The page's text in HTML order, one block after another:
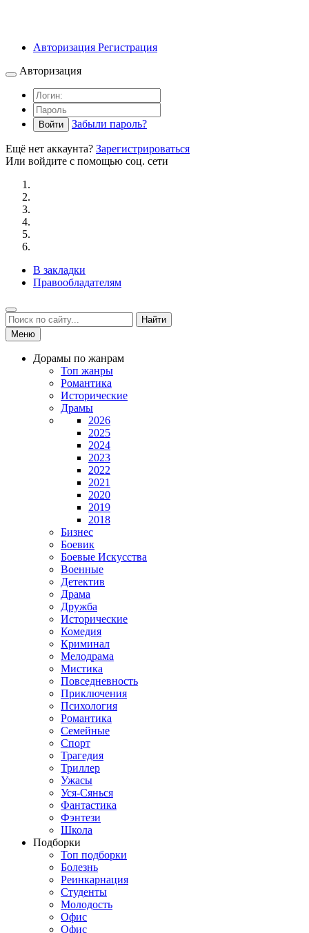
Авторизация Регистрация
Авторизация
Войти Забыли пароль?
Ещё нет аккаунта? Зарегистрироваться
Или войдите с помощью соц. сети
В закладки
Правообладателям
Найти
Меню
Дорамы по жанрам
Топ жанры
Романтика
Исторические
Драмы
2026
2025
2024
2023
2022
2021
2020
2019
2018
Бизнес
Боевик
Боевые Искусства
Военные
Детектив
Драма
Дружба
Исторические
Комедия
Криминал
Мелодрама
Мистика
Повседневность
Приключения
Психология
Романтика
Семейные
Спорт
Трагедия
Триллер
Ужасы
Уся-Сянься
Фантастика
Фэнтези
Школа
Подборки
Топ подборки
Болезнь
Реинкарнация
Студенты
Молодость
Офис
Офис